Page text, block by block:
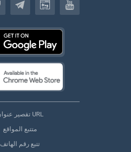
تقصير عنوان URL
متتبع المواقع
تتبع رقم الهاتف